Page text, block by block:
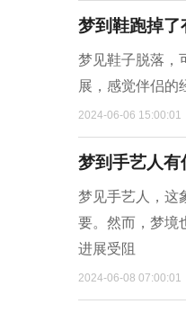
梦到鞋跑掉了
梦见鞋子脱落，
展，感觉伴侣的
2024-06-06 15:00:01
梦到手艺人有
梦见手艺人，这
要。然而，梦境
进展受阻
2024-06-08 07:00:01